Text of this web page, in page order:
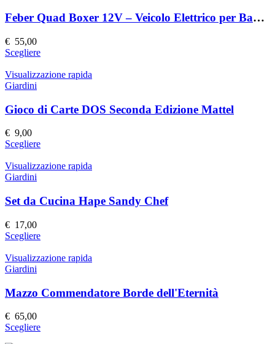
prodotto
Le
opzioni
scelte
nella
pagina
prodotto
Feber Quad Boxer 12V – Veicolo Elettrico per Bambini
€ 55,00
ScegliereQuesto
ha
Le
opzioni
scelte
nella
pagina
prodotto
Visualizzazione rapida
Giardini
Gioco di Carte DOS Seconda Edizione Mattel
€ 9,00
ScegliereQuesto
ha
Le
opzioni
scelte
nella
pagina
prodotto
Visualizzazione rapida
Giardini
Set da Cucina Hape Sandy Chef
€ 17,00
ScegliereQuesto
ha
Le
opzioni
scelte
Visualizzazione rapida
Giardini
Mazzo Commendatore Borde dell'Eternità
€ 65,00
ScegliereQuesto